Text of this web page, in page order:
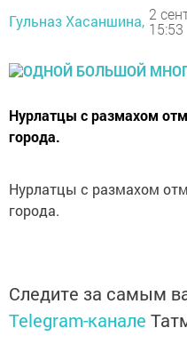
Гульназ Хасаншина, 2
15:53
Нурлатцы с размахом
города.
Нурлатцы с размахом
города.
Следите за самым
Telegram-канале